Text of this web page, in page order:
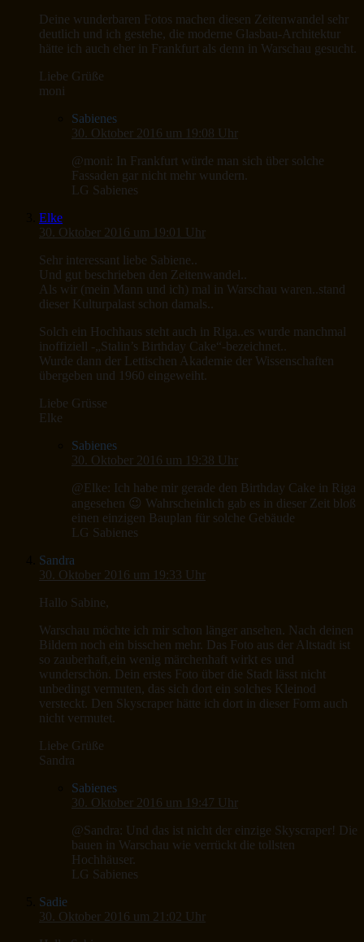
Deine wunderbaren Fotos machen diesen Zeitenwandel sehr
deutlich und ich gestehe, die moderne Glasbau-Architektur
hätte ich auch eher in Frankfurt als denn in Warschau gesucht.
Liebe Grüße
moni
Sabienes
30. Oktober 2016 um 19:08 Uhr
@moni: In Frankfurt würde man sich über solche
Fassaden gar nicht mehr wundern.
LG Sabienes
Elke
30. Oktober 2016 um 19:01 Uhr
Sehr interessant liebe Sabiene..
Und gut beschrieben den Zeitenwandel..
Als wir (mein Mann und ich) mal in Warschau waren..stand
dieser Kulturpalast schon damals..
Solch ein Hochhaus steht auch in Riga..es wurde manchmal
inoffiziell -„Stalin’s Birthday Cake“-bezeichnet..
Wurde dann der Lettischen Akademie der Wissenschaften
übergeben und 1960 eingeweiht.
Liebe Grüsse
Elke
Sabienes
30. Oktober 2016 um 19:38 Uhr
@Elke: Ich habe mir gerade den Birthday Cake in Riga
angesehen 😉 Wahrscheinlich gab es in dieser Zeit bloß
einen einzigen Bauplan für solche Gebäude
LG Sabienes
Sandra
30. Oktober 2016 um 19:33 Uhr
Hallo Sabine,
Warschau möchte ich mir schon länger ansehen. Nach deinen
Bildern noch ein bisschen mehr. Das Foto aus der Altstadt ist
so zauberhaft,ein wenig märchenhaft wirkt es und
wunderschön. Dein erstes Foto über die Stadt lässt nicht
unbedingt vermuten, das sich dort ein solches Kleinod
versteckt. Den Skyscraper hätte ich dort in dieser Form auch
nicht vermutet.
Liebe Grüße
Sandra
Sabienes
30. Oktober 2016 um 19:47 Uhr
@Sandra: Und das ist nicht der einzige Skyscraper! Die
bauen in Warschau wie verrückt die tollsten
Hochhäuser.
LG Sabienes
Sadie
30. Oktober 2016 um 21:02 Uhr